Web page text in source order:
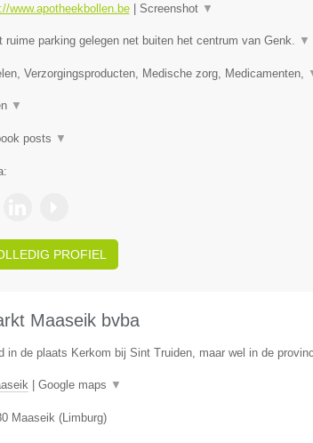
www.apotheekbollen.be| Screenshot ▼
ruime parking gelegen net buiten het centrum van Genk. ▼
Verzorgingsproducten, Medische zorg, Medicamenten,
▼
posts ▼
PROFIEL
Maaseik bvba
in de plaats Kerkom bij Sint Truiden, maar wel in de
| Google maps ▼
Maaseik(Limburg)